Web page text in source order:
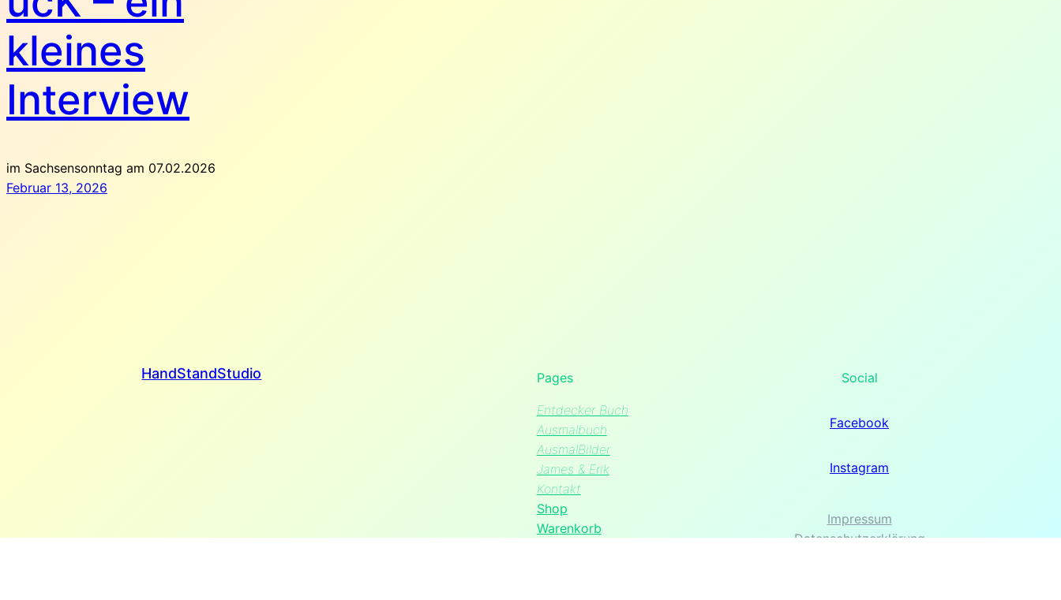
kleines
Interview
im Sachsensonntag am 07.02.2026
Februar 13, 2026
HandStandStudio Pages
Entdecker Buch
Ausmalbuch
AusmalBilder
James & Erik
Kontakt
Shop
Warenkorb
Social
Facebook
Instagram
Impressum
Datenschutzerklärung